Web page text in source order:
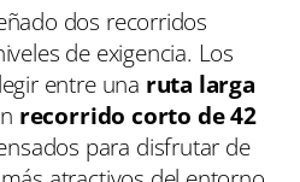
dos recorridos
de exigencia. Los
entre una ruta larga
recorrido corto de 42
para disfrutar de